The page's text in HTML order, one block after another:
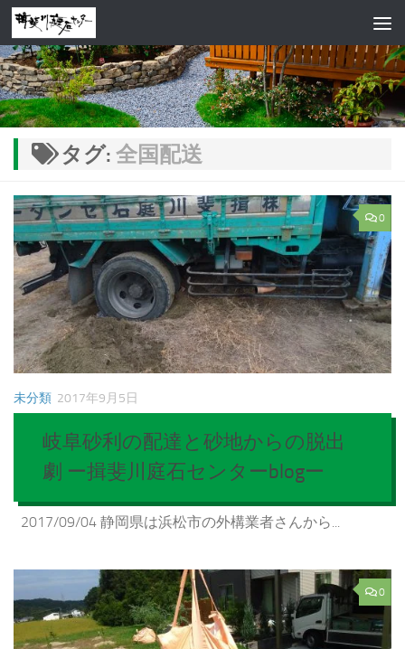
コンテンツへスキップ
タグ: 全国配送
0
未分類 2017年9月5日
岐阜砂利の配達と砂地からの脱出
劇 ー揖斐川庭石センターblogー
2017/09/04 静岡県は浜松市の外構業者さんから...
0